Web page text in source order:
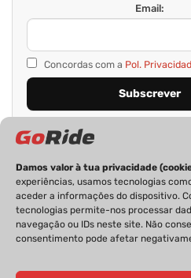
Damos valor à tua privacidade
experiências, usamos tecnologias
aceder a informações do dispositivo.
tecnologias permite-nos processar
navegação ou IDs neste site. Não
consentimento pode afetar
Email:
Concordas com a Pol.
PRIVACIDADE FICHA